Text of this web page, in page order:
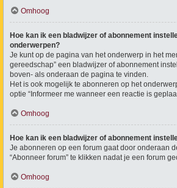
Omhoog
Hoe kan ik een bladwijzer of abonnement
onderwerpen?
Je kunt op de pagina van het onderwerp in het
gereedschap” een bladwijzer of abonnement
boven- als onderaan de pagina te vinden.
Het is ook mogelijk te abonneren op het
optie “Informeer me wanneer een reactie is
Omhoog
Hoe kan ik een bladwijzer of abonnement
Je abonneren op een forum gaat door onderaan
“Abonneer forum” te klikken nadat je een forum
Omhoog